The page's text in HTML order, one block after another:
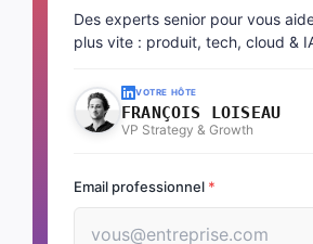
Des experts senior pour vous
plus vite : produit, tech, cloud &
VOTRE HÔTE
FRANÇOIS LOISEAU
VP Strategy & Growth
Email professionnel *